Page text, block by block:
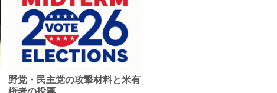
野党・民主党の攻撃材料と米有